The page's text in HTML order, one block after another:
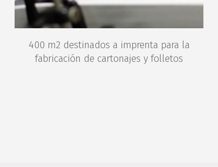
400 m2 destinados a imprenta para la
fabricación de cartonajes y folletos